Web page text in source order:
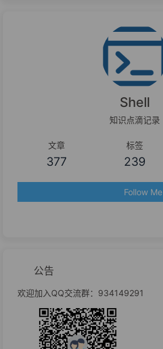
Shell
知识点滴记录
文章
377
标签
239
Follow Me
公告
欢迎加入QQ交流群：934149291